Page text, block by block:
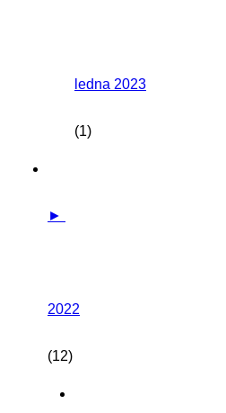
ledna 2023
(1)
►
2022
(12)